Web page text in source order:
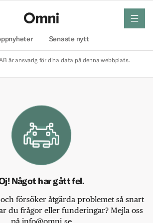
Senaste nytt
meny
är ansvarig för dina data på denna webbplats.
Något har gått fel.
försöker åtgärda problemet så snart
du frågor eller funderingar? Mejla oss